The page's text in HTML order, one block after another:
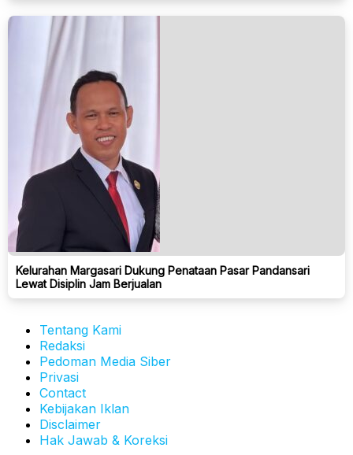
Kelurahan Margasari Dukung Penataan Pasar Pandansari
Lewat Disiplin Jam Berjualan
Tentang Kami
Redaksi
Pedoman Media Siber
Privasi
Contact
Kebijakan Iklan
Disclaimer
Hak Jawab & Koreksi